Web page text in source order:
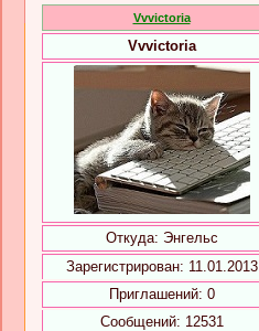
Vvvictoria
Vvvictoria
Откуда: Энгельс
Зарегистрирован: 11.01.2013
Приглашений: 0
Сообщений: 12531